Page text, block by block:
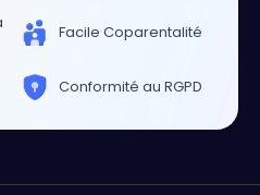
Facile Coparentalité
Conformité au RGPD